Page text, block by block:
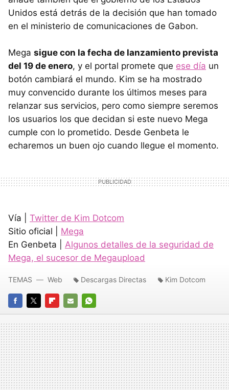
Unidos está detrás de la decisión que han tomado
en el ministerio de comunicaciones de Gabon.
Mega sigue con la fecha de lanzamiento prevista
del 19 de enero, y el portal promete que ese día un
botón cambiará el mundo. Kim se ha mostrado
muy convencido durante los últimos meses para
relanzar sus servicios, pero como siempre seremos
los usuarios los que decidan si este nuevo Mega
cumple con lo prometido. Desde Genbeta le
echaremos un buen ojo cuando llegue el momento.
Vía | Twitter de Kim Dotcom
Sitio oficial | Mega
En Genbeta | Algunos detalles de la seguridad de
Mega, el sucesor de Megaupload
FACEBOOK
TWITTERFLIPBOARD
E-
MAIL
WHATSAPP
TEMAS Web Descargas Directas Kim Dotcom